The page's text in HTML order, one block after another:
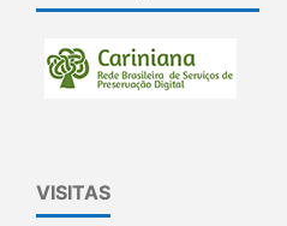
VISITAS